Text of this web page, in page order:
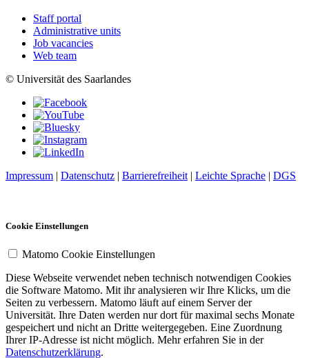
Staff portal
Administrative units
Job vacancies
Web team
© Universität des Saarlandes
Impressum | Datenschutz | Barrierefreiheit | Leichte Sprache | DGS
Cookie Einstellungen
Matomo Cookie Einstellungen
Diese Webseite verwendet neben technisch notwendigen Cookies
die Software Matomo. Mit ihr analysieren wir Ihre Klicks, um die
Seiten zu verbessern. Matomo läuft auf einem Server der
Universität. Ihre Daten werden nur dort für maximal sechs Monate
gespeichert und nicht an Dritte weitergegeben. Eine Zuordnung
Ihrer IP-Adresse ist nicht möglich. Mehr erfahren Sie in der
Datenschutzerklärung.